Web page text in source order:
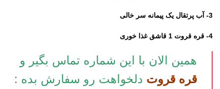
3- آب پرتقال یک پیمانه سر خالی
4- قره قروت 1 قاشق غذا خوری
همین الان با این شماره تماس بگیر و
قره قروت دلخواهت رو سفارش بده :